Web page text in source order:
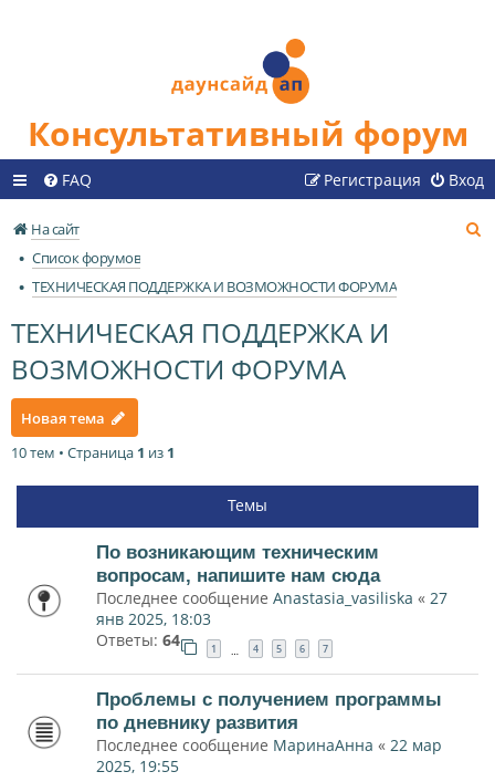
Консультативный форум
FAQ Вход
Регистрация
На сайт
Список форумов
ТЕХНИЧЕСКАЯ ПОДДЕРЖКА И ВОЗМОЖНОСТИ ФОРУМА
ТЕХНИЧЕСКАЯ ПОДДЕРЖКА И
ВОЗМОЖНОСТИ ФОРУМА
Новая тема
10 тем • Страница 1 из 1
Темы
По возникающим техническим
вопросам, напишите нам сюда
Последнее сообщение Anastasia_vasiliska « 27
янв 2025, 18:03
Ответы: 64 1 … 4 5 6 7
Проблемы с получением программы
по дневнику развития
Последнее сообщение МаринаАнна « 22 мар
2025, 19:55